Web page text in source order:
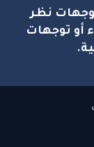
نظر
أو توجهات